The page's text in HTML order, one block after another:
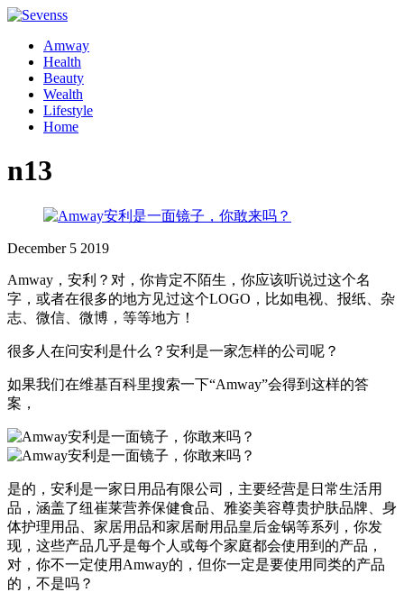
Amway
Health
Beauty
Wealth
Lifestyle
Home
n13
December 5 2019
Amway，安利？对，你肯定不陌生，你应该听说过这个名
字，或者在很多的地方见过这个LOGO，比如电视、报纸、杂
志、微信、微博，等等地方！
很多人在问安利是什么？安利是一家怎样的公司呢？
如果我们在维基百科里搜索一下“Amway”会得到这样的答
案，
是的，安利是一家日用品有限公司，主要经营是日常生活用
品，涵盖了纽崔莱营养保健食品、雅姿美容尊贵护肤品牌、身
体护理用品、家居用品和家居耐用品皇后金锅等系列，你发
现，这些产品几乎是每个人或每个家庭都会使用到的产品，
对，你不一定使用Amway的，但你一定是要使用同类的产品
的，不是吗？